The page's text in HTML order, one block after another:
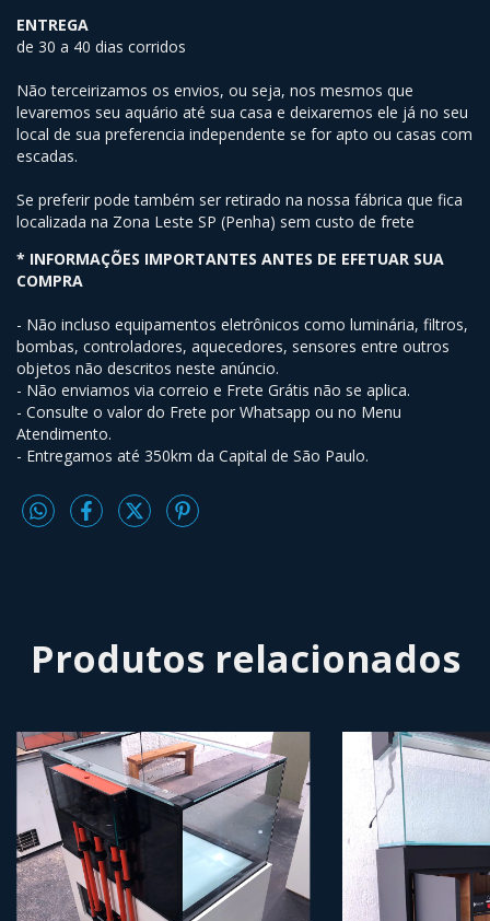
ENTREGA
de 30 a 40 dias corridos
Não terceirizamos os envios, ou seja, nos mesmos que
levaremos seu aquário até sua casa e deixaremos ele já no seu
local de sua preferencia independente se for apto ou casas com
escadas.
Se preferir pode também ser retirado na nossa fábrica que fica
localizada na Zona Leste SP (Penha) sem custo de frete
* INFORMAÇÕES IMPORTANTES ANTES DE EFETUAR SUA
COMPRA
- Não incluso equipamentos eletrônicos como luminária, filtros,
bombas, controladores, aquecedores, sensores entre outros
objetos não descritos neste anúncio.
- Não enviamos via correio e Frete Grátis não se aplica.
- Consulte o valor do Frete por Whatsapp ou no Menu
Atendimento.
- Entregamos até 350km da Capital de São Paulo.
Produtos relacionados